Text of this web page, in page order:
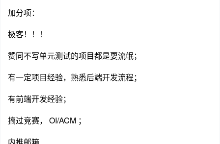
加分项：
极客！！！
赞同不写单元测试的项目都是耍流氓；
有一定项目经验，熟悉后端开发流程；
有前端开发经验；
搞过竞赛， OI/ACM ；